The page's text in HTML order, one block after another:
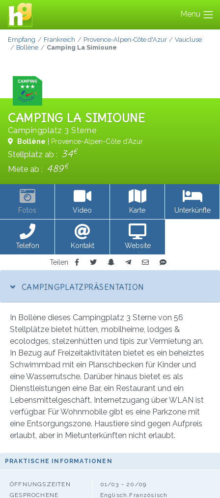
Menu
Empfang Frankreich Provence-Alpen-Côte d'Azur
Vaucluse
Bollène
Camping La Simioune
CAMPING LA SIMIOUNE
Campingplatz 3 Sterne
Bollène | Provence-Alpen-Côte d'Azur
Stellplatz ab : 34€
Miete ab : 489€
Fotos Video Karte Unterkünfte
Telefon Kontakt
Website
anzeigen
Teilen
CAMPINGPLATZPRÄSENTATION
In Bollène dieses Campingplatz 3 Sterne von 56
Stellplätze bietet hütten, mobilheime, lodges &
ecolodges, stelzenhütten und tipis zur Vermietung an.
In Bezug auf Freizeitaktivitäten bietet es ein beheiztes
Schwimmbad mit ein Planschbecken für Kinder und
eine Wasserrutsche. Darüber hinaus bietet es als
Dienstleistungen eine Bar, ein Restaurant und ein
Lebensmittelgeschäft. Internetzugang über WLAN ist
verfügbar. Für Wohnmobile gibt es eine Parkzone mit
eine Entsorgungszone. Haustiere sind gegen Aufpreis
erlaubt, aber in Mietunterkünften nicht erlaubt.
PRAKTISCHE INFORMATIONEN
ÖFFNUNGSZEITEN
01/03 - 20/09
GESPROCHENE
Englisch,Französisch